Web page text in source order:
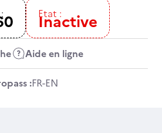
Etat :
Inactive
Aide en ligne
:FR-EN